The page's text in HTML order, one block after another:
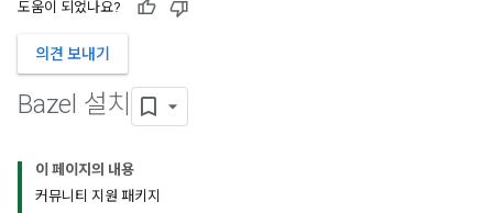
도움이 되었나요?
의견 보내기
Bazel 설치
이 페이지의 내용
커뮤니티 지원 패키지